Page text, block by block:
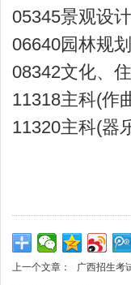
05345景观
06640园
08342文化、
11318主科(
11320主科(器
上一个文章： 广西招生考